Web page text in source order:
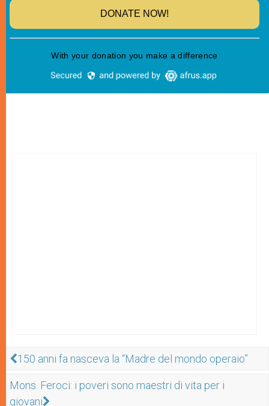
150 anni fa nasceva la “Madre del mondo operaio”
Mons. Feroci: i poveri sono maestri di vita per i
giovani